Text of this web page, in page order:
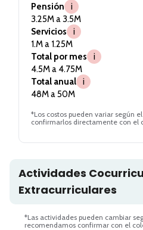
Pensión
i
3.25M a 3.5M
Servicios
i
1.M a 1.25M
Total por mes
i
4.5M a 4.75M
Total anual
i
48M a 50M
*Los costos pueden variar según
confirmarlos directamente con el
Actividades
Extracurriculares
*Las actividades pueden cambiar
recomendamos confirmar con el